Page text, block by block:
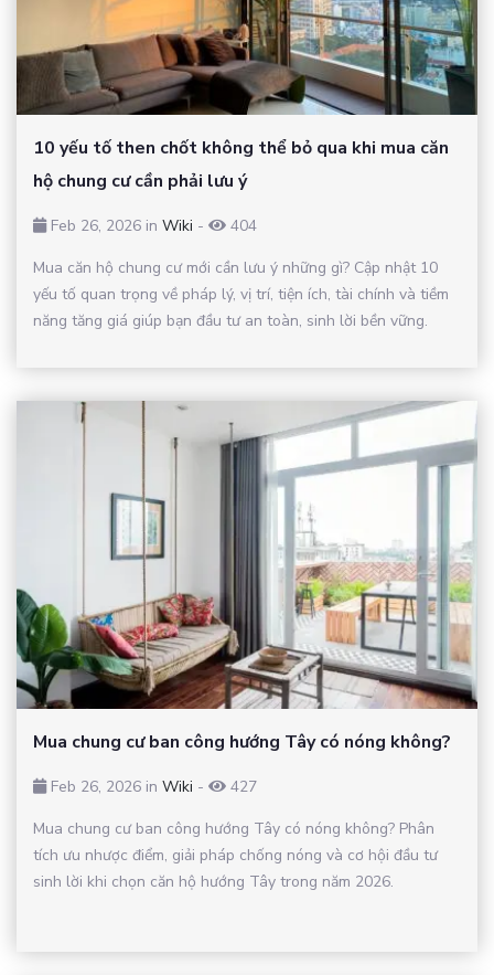
10 yếu tố then chốt không thể bỏ qua khi mua căn
hộ chung cư cần phải lưu ý
Feb 26, 2026 in Wiki -
404
Mua căn hộ chung cư mới cần lưu ý những gì? Cập nhật 10
yếu tố quan trọng về pháp lý, vị trí, tiện ích, tài chính và tiềm
năng tăng giá giúp bạn đầu tư an toàn, sinh lời bền vững.
Mua chung cư ban công hướng Tây có nóng không?
Feb 26, 2026 in Wiki -
427
Mua chung cư ban công hướng Tây có nóng không? Phân
tích ưu nhược điểm, giải pháp chống nóng và cơ hội đầu tư
sinh lời khi chọn căn hộ hướng Tây trong năm 2026.